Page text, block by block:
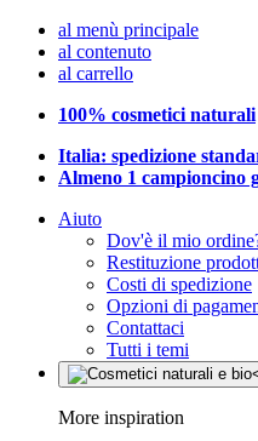
al menù principale
al contenuto
al carrello
100% cosmetici naturali
Italia: spedizione
Almeno 1 campioncino
Aiuto
Dov'è il mio
Restituzione
Costi di spedizione
Opzioni di
Contattaci
Tutti i temi
More inspiration